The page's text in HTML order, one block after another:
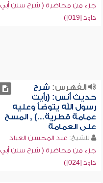
جزء من محاضرة ( شرح سنن أبي
داود [019])
الفهرس: شرح
حديث أنس: (رأيت
رسول الله يتوضأ وعليه
عمامة قطرية...) , المسح
على العمامة
للشيخ: عبد المحسن العباد
جزء من محاضرة ( شرح سنن أبي
داود [024])